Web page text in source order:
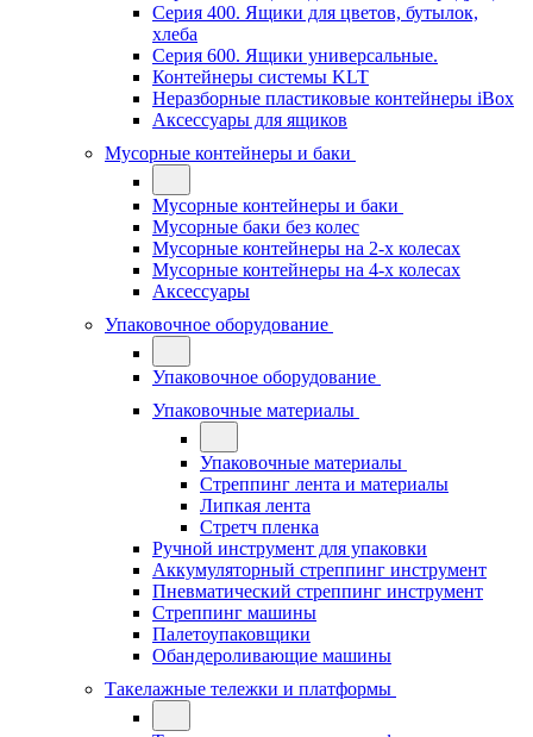
Серия 400. Ящики для цветов, бутылок,
хлеба
Серия 600. Ящики универсальные.
Контейнеры системы KLT
Неразборные пластиковые контейнеры iBox
Аксессуары для ящиков
Мусорные контейнеры и баки
Мусорные контейнеры и баки
Мусорные баки без колес
Мусорные контейнеры на 2-х колесах
Мусорные контейнеры на 4-х колесах
Аксессуары
Упаковочное оборудование
Упаковочное оборудование
Упаковочные материалы
Упаковочные материалы
Стреппинг лента и материалы
Липкая лента
Стретч пленка
Ручной инструмент для упаковки
Аккумуляторный стреппинг инструмент
Пневматический стреппинг инструмент
Стреппинг машины
Палетоупаковщики
Обандероливающие машины
Такелажные тележки и платформы